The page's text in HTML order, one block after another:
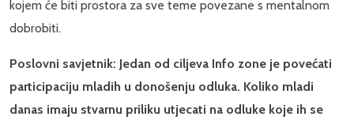
kojem će biti prostora za sve teme povezane s mentalnom
dobrobiti.
Poslovni savjetnik: Jedan od ciljeva Info zone je povećati
participaciju mladih u donošenju odluka. Koliko mladi
danas imaju stvarnu priliku utjecati na odluke koje ih se